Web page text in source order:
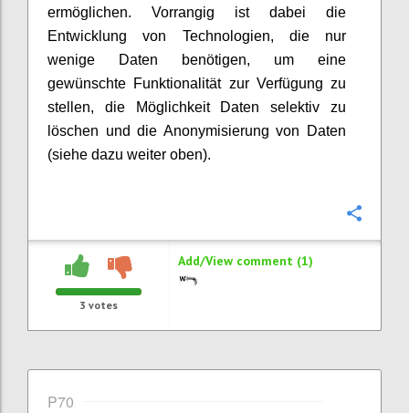
ermöglichen. Vorrangig ist dabei die
Entwicklung von Technologien, die nur
wenige Daten benötigen, um eine
gewünschte Funktionalität zur Verfügung zu
stellen, die Möglichkeit Daten selektiv zu
löschen und die Anonymisierung von Daten
(siehe dazu weiter oben).
3 votes
Add/View comment (1)
P70